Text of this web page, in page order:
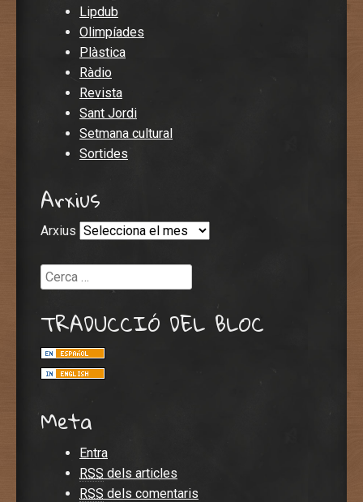
Lipdub
Olimpíades
Plàstica
Ràdio
Revista
Sant Jordi
Setmana cultural
Sortides
Arxius
Arxius
Cerca
TRADUCCIÓ DEL BLOC
Meta
Entra
RSS dels articles
RSS dels comentaris